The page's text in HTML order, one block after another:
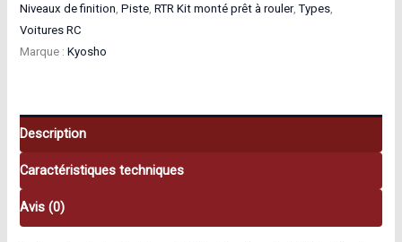
RWD
Mazda
787B
RTR
Kit
monté
prêt
à
Niveaux de finition ,Piste ,RTR Kit monté prêt à rouler,Types
Voitures RC
Marque :Kyosho
Description
Caractéristiques techniques
Avis (0)